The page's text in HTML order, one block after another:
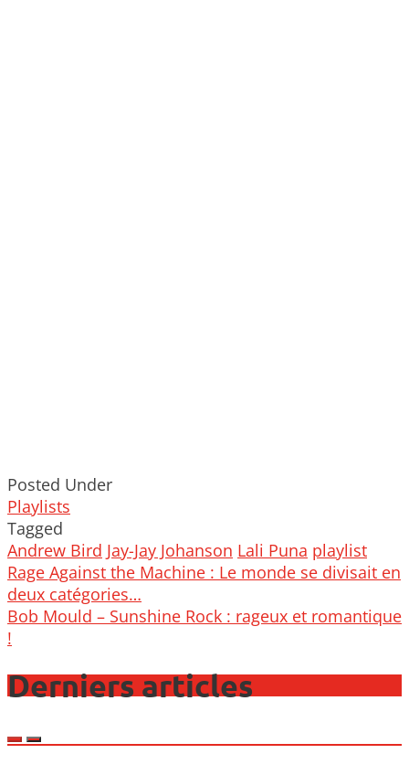
Posted Under
Playlists
Tagged
Andrew Bird Jay-Jay Johanson Lali Puna playlist
Post
navigation
Rage Against the Machine : Le monde se divisait en
deux catégories…
Bob Mould – Sunshine Rock : rageux et romantique
!
Derniers articles